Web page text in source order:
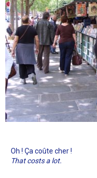
Oh ! Ça coûte cher !
That costs a lot.